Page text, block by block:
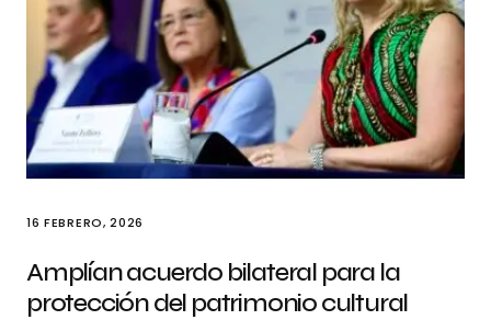
16 FEBRERO, 2026
Amplían acuerdo bilateral para la
protección del patrimonio cultural